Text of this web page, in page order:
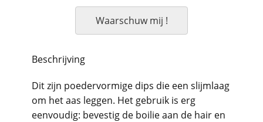
Waarschuw mij !
Beschrijving
Dit zijn poedervormige dips die een slijmlaag
om het aas leggen. Het gebruik is erg
eenvoudig: bevestig de boilie aan de hair en